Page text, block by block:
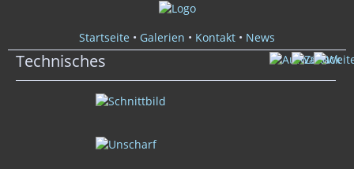
Startseite • Galerien • Kontakt • News
Technisches